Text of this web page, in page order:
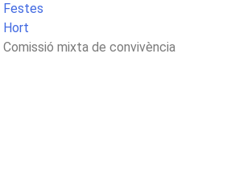
Festes
Hort
Comissió mixta de convivència